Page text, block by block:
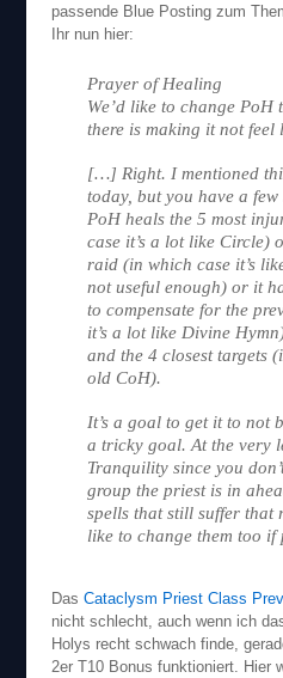
passende Blue Posting zum
Ihr nun hier:
Prayer of Healing
We’d like to change PoH
there is making it not feel
[…] Right. I mentioned
today, but you have a
PoH heals the 5 most
case it’s a lot like Circle)
raid (in which case it’s
not useful enough) or it
to compensate for the
it’s a lot like Divine
and the 4 closest targets
old CoH).
It’s a goal to get it to not
a tricky goal. At the very
Tranquility since you
group the priest is in
spells that still suffer that
like to change them too if
Das Cataclysm Priest Class
nicht schlecht, auch wenn ich
Holys recht schwach finde,
2er T10 Bonus funktioniert. Hier